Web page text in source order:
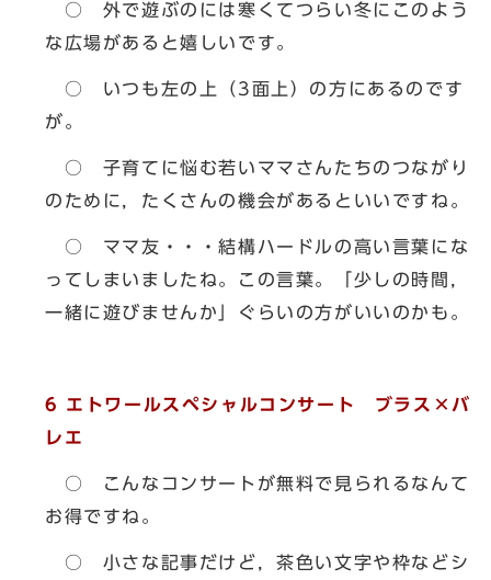
○ 外で遊ぶのには寒くてつらい冬にこのよう
な広場があると嬉しいです。
○ いつも左の上（3面上）の方にあるのです
が。
○ 子育てに悩む若いママさんたちのつながり
のために，たくさんの機会があるといいですね。
○ ママ友・・・結構ハードルの高い言葉にな
ってしまいましたね。この言葉。「少しの時間，
一緒に遊びませんか」ぐらいの方がいいのかも。
6 エトワールスペシャルコンサート ブラス×バ
レエ
○ こんなコンサートが無料で見られるなんて
お得ですね。
○ 小さな記事だけど，茶色い文字や枠などシ